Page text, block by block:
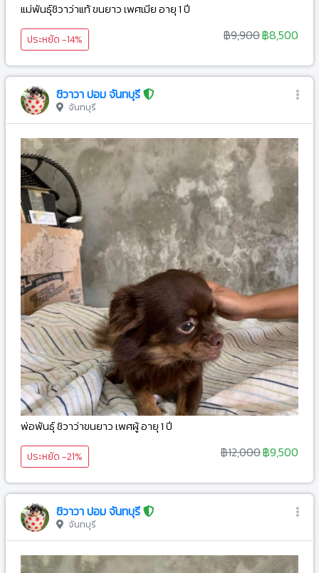
แม่พันธุ์ชิวาว่าแท้ ขนยาว เพศเมีย อายุ 1 ปี
ประหยัด -14% ฿9,900฿8,500
ชิวาวา ปอม จันทบุรี
จันทบุรี
พ่อพันธุ์ ชิวาว่าขนยาว เพศผู้ อายุ 1 ปี
ประหยัด -21% ฿12,000฿9,500
ชิวาวา ปอม จันทบุรี
จันทบุรี